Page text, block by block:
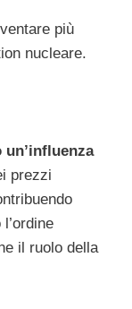
più
nucleare.
prezzi
il ruolo della